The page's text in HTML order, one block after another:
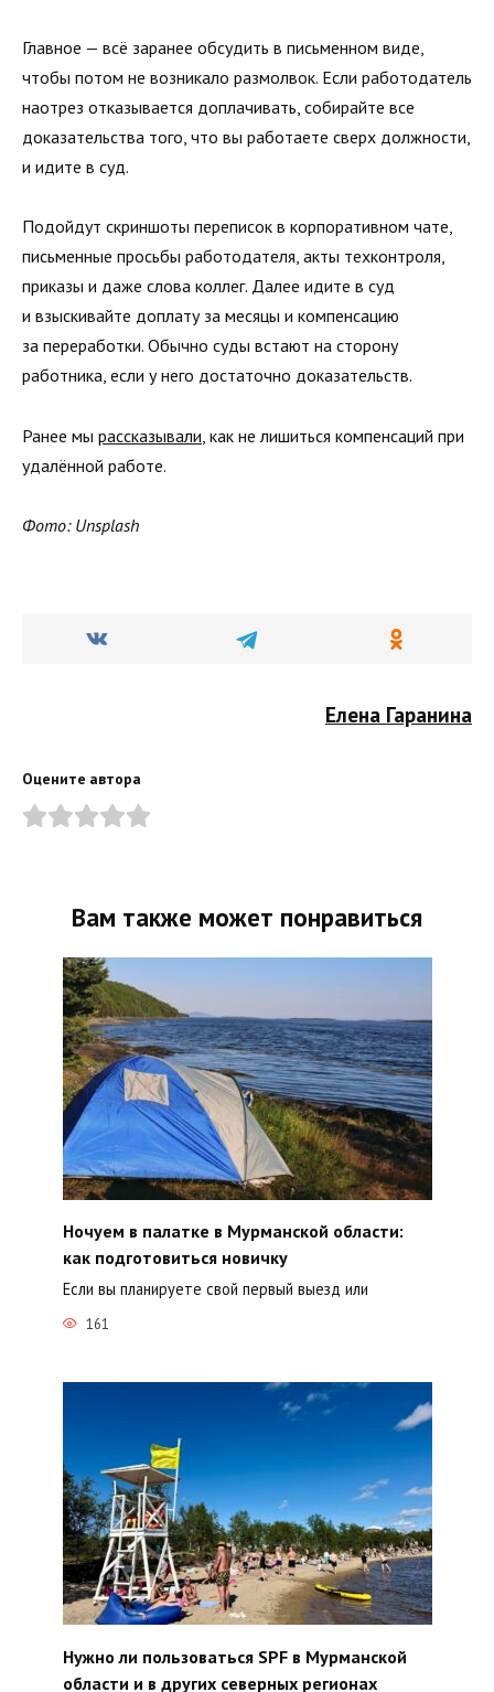
Главное — всё заранее обсудить в письменном виде,
чтобы потом не возникало размолвок. Если работодатель
наотрез отказывается доплачивать, собирайте все
доказательства того, что вы работаете сверх должности,
и идите в суд.
Подойдут скриншоты переписок в корпоративном чате,
письменные просьбы работодателя, акты техконтроля,
приказы и даже слова коллег. Далее идите в суд
и взыскивайте доплату за месяцы и компенсацию
за переработки. Обычно суды встают на сторону
работника, если у него достаточно доказательств.
Ранее мы рассказывали , как не лишиться компенсаций при
удалённой работе.
Фото: Unsplash
Елена Гаранина
Оцените автора
Вам также может понравиться
Ночуем в палатке в Мурманской области:
как подготовиться новичку
Если вы планируете свой первый выезд или
161
Нужно ли пользоваться SPF в Мурманской
области и в других северных регионах